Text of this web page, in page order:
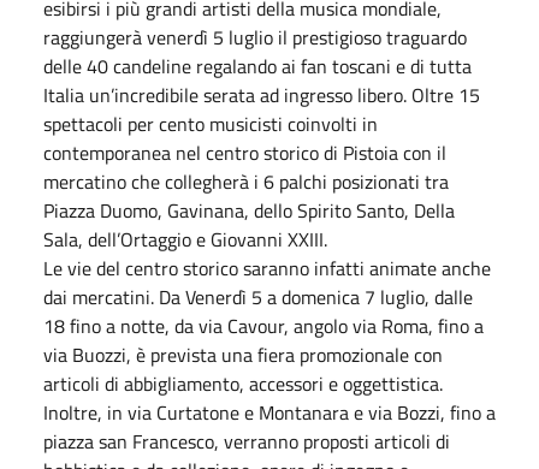
esibirsi i più grandi artisti della musica mondiale,
raggiungerà venerdì 5 luglio il prestigioso traguardo
delle 40 candeline regalando ai fan toscani e di tutta
Italia un’incredibile serata ad ingresso libero. Oltre 15
spettacoli per cento musicisti coinvolti in
contemporanea nel centro storico di Pistoia con il
mercatino che collegherà i 6 palchi posizionati tra
Piazza Duomo, Gavinana, dello Spirito Santo, Della
Sala, dell’Ortaggio e Giovanni XXIII.
Le vie del centro storico saranno infatti animate anche
dai mercatini. Da Venerdì 5 a domenica 7 luglio, dalle
18 fino a notte, da via Cavour, angolo via Roma, fino a
via Buozzi, è prevista una fiera promozionale con
articoli di abbigliamento, accessori e oggettistica.
Inoltre, in via Curtatone e Montanara e via Bozzi, fino a
piazza san Francesco, verranno proposti articoli di